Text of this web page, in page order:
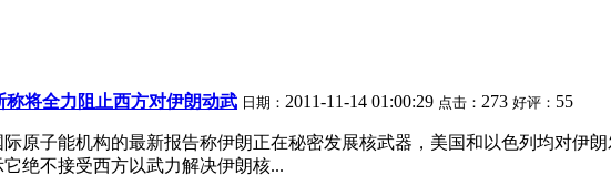
称将全力阻止西方对伊朗动武 日期： 2011-11-14 01:00:29 点击： 273 好评： 55
原子能机构的最新报告称伊朗正在秘密发展核武器，美国和以色列均对伊
绝不接受西方以武力解决伊朗核...